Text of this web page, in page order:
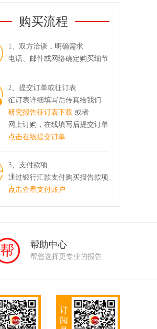
购买流程
1、双方洽谈，明确需求
电话、邮件或网络确定购买细节
2、提交订单或征订表
征订表详细填写后传真给我们
研究报告征订表下载 或者
网上订购，在线填写后提交订单
点击在线提交订单
3、支付款项
通过银行汇款支付购买报告款项
点击查看支付账户
帮 帮助中心
帮您选择更专业的报告
订
阅